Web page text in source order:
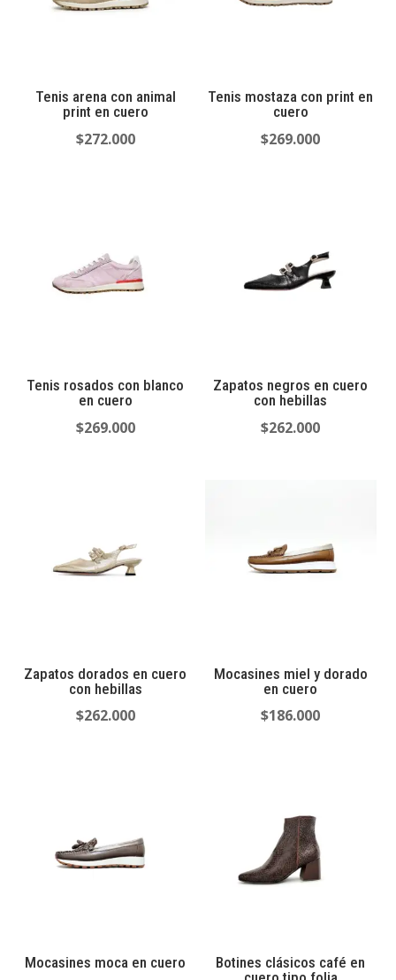
Tenis arena con animal
print en cuero
$272.000
Tenis mostaza con print en
cuero
$269.000
Tenis rosados con blanco
en cuero
$269.000
Zapatos negros en cuero
con hebillas
$262.000
Zapatos dorados en cuero
con hebillas
$262.000
Mocasines miel y dorado
en cuero
$186.000
Mocasines moca en cuero
Botines clásicos café en